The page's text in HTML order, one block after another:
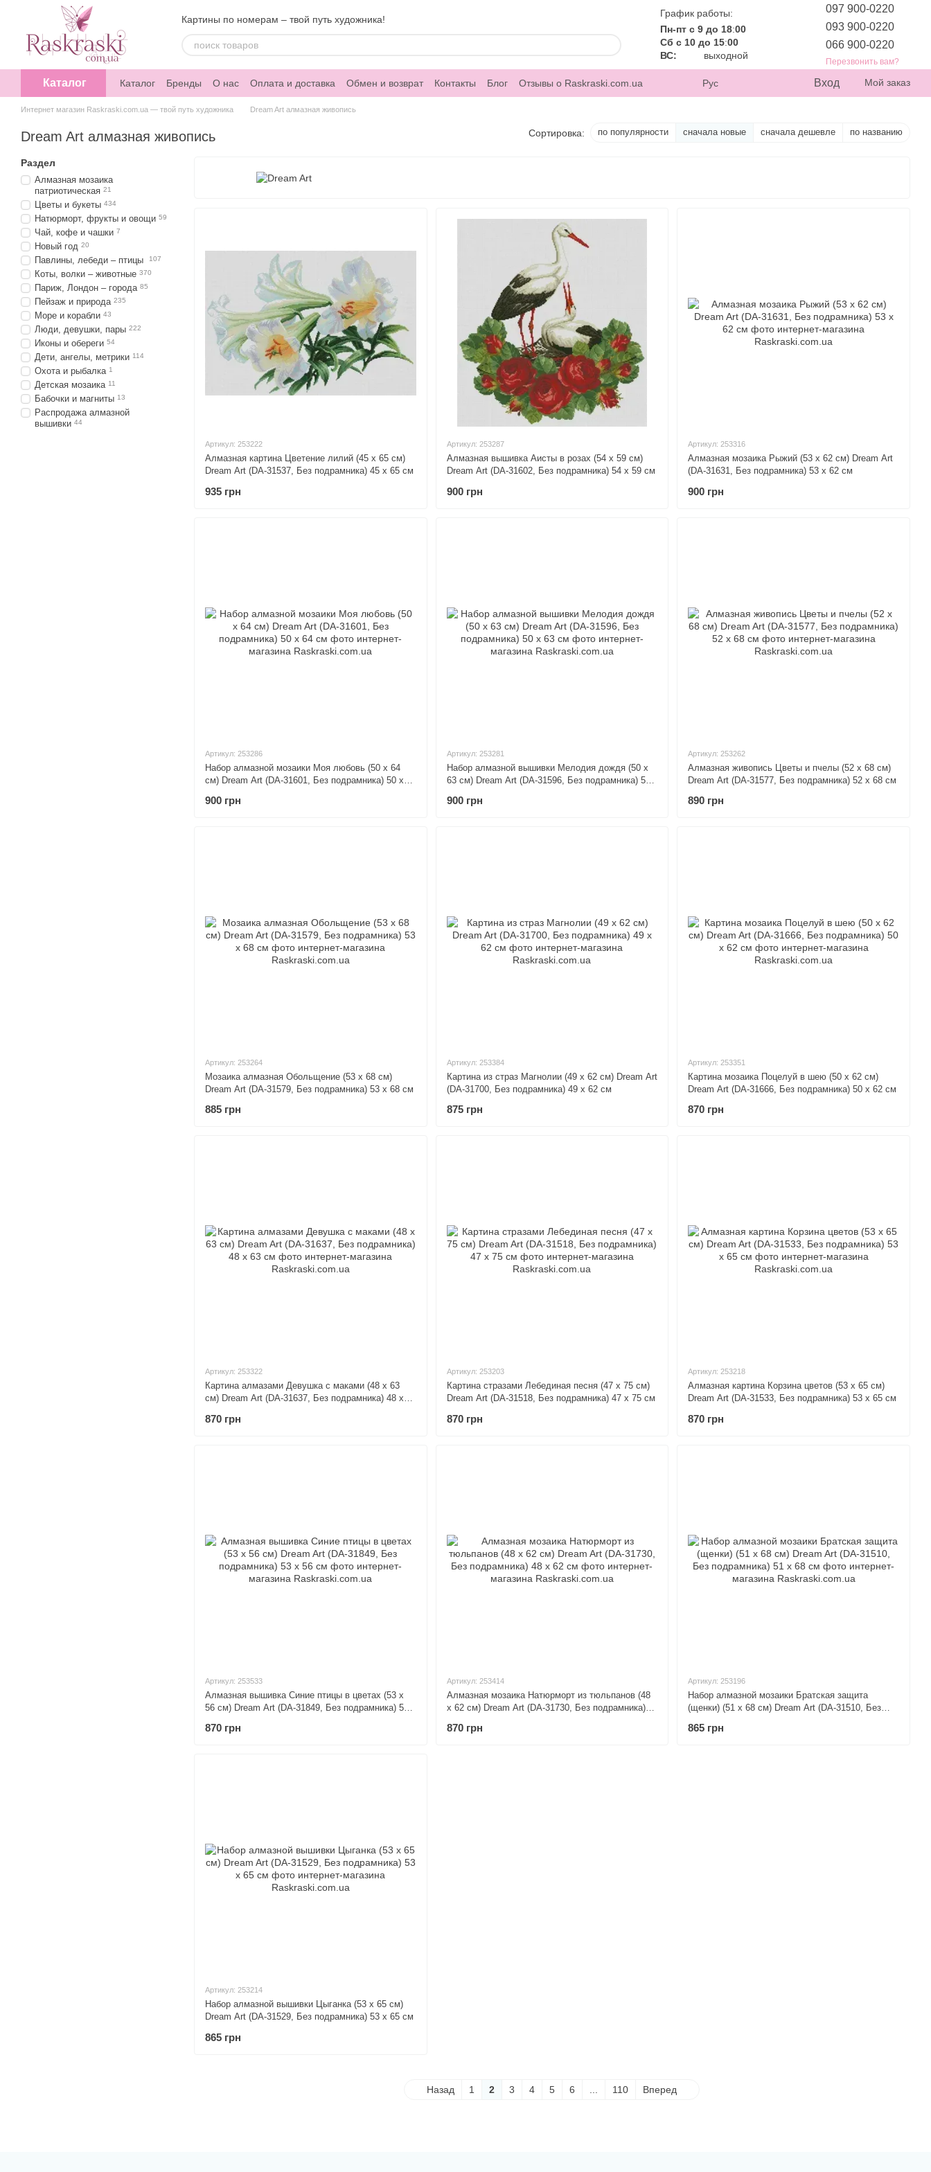
Перейти к основному контенту
Картины по номерам – твой путь художника!
График работы:
Пн-пт с 9 до 18:00
Сб с 10 до 15:00
ВС:
выходной
097 900-0220
093 900-0220
066 900-0220
Перезвонить вам?
Каталог Каталог Бренды О нас Оплата и доставка Обмен и возврат Контакты Блог Отзывы о Raskraski.com.ua Рус Вход Мой заказ
Интернет магазин Raskraski.com.ua — твой путь художника Dream Art алмазная живопись
Dream Art алмазная живопись Сортировка: по популярности сначала новые сначала дешевле по названию
Артикул: 253222
Алмазная картина Цветение лилий (45 х 65 см)
Dream Art (DA-31537, Без подрамника) 45 х 65 см
935 грн
Артикул: 253287
Алмазная вышивка Аисты в розах (54 х 59 см)
Dream Art (DA-31602, Без подрамника) 54 х 59 см
900 грн
Артикул: 253316
Алмазная мозаика Рыжий (53 х 62 см) Dream Art
(DA-31631, Без подрамника) 53 х 62 см
900 грн
Артикул: 253286
Набор алмазной мозаики Моя любовь (50 х 64
см) Dream Art (DA-31601, Без подрамника) 50 х
900 грн
Артикул: 253281
Набор алмазной вышивки Мелодия дождя (50 х
63 см) Dream Art (DA-31596, Без подрамника) 50
900 грн
Артикул: 253262
Алмазная живопись Цветы и пчелы (52 х 68 см)
Dream Art (DA-31577, Без подрамника) 52 х 68 см
890 грн
Артикул: 253264
Мозаика алмазная Обольщение (53 х 68 см)
Dream Art (DA-31579, Без подрамника) 53 х 68 см
885 грн
Артикул: 253384
Картина из страз Магнолии (49 х 62 см) Dream Art
(DA-31700, Без подрамника) 49 х 62 см
875 грн
Артикул: 253351
Картина мозаика Поцелуй в шею (50 х 62 см)
Dream Art (DA-31666, Без подрамника) 50 х 62 см
870 грн
Артикул: 253322
Картина алмазами Девушка с маками (48 х 63
см) Dream Art (DA-31637, Без подрамника) 48 х
870 грн
Артикул: 253203
Картина стразами Лебединая песня (47 х 75 см)
Dream Art (DA-31518, Без подрамника) 47 х 75 см
870 грн
Артикул: 253218
Алмазная картина Корзина цветов (53 х 65 см)
Dream Art (DA-31533, Без подрамника) 53 х 65 см
870 грн
Артикул: 253533
Алмазная вышивка Синие птицы в цветах (53 х
56 см) Dream Art (DA-31849, Без подрамника) 53
870 грн
Артикул: 253414
Алмазная мозаика Натюрморт из тюльпанов (48
х 62 см) Dream Art (DA-31730, Без подрамника)
870 грн
Артикул: 253196
Набор алмазной мозаики Братская защита
(щенки) (51 х 68 см) Dream Art (DA-31510, Без
865 грн
Артикул: 253214
Набор алмазной вышивки Цыганка (53 х 65 см)
Dream Art (DA-31529, Без подрамника) 53 х 65 см
865 грн
Назад 1 2 3 4 5 6 110 Вперед
Раздел
Алмазная мозаика
патриотическая 21
Цветы и букеты 434
Натюрморт, фрукты и овощи 59
Чай, кофе и чашки 7
Новый год 20
Павлины, лебеди – птицы 107
Коты, волки – животные 370
Париж, Лондон – города 85
Пейзаж и природа 235
Море и корабли 43
Люди, девушки, пары 222
Иконы и обереги 54
Дети, ангелы, метрики 114
Охота и рыбалка 1
Детская мозаика 11
Бабочки и магниты 13
Распродажа алмазной
вышивки 44